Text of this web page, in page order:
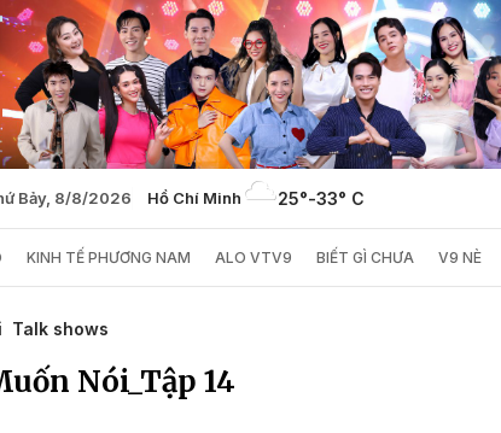
Bảy, 8/8/2026 Hồ Chí Minh 25°-33° C
KINH TẾ PHƯƠNG NAM ALO VTV9 BIẾT GÌ CHƯA V9 NÈ
Talk shows
Nói_Tập 14